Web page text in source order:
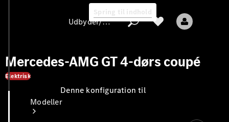
Udbyder/databeskyttelse
Modeller
Udbyder/databeskyttelse
Mercedes-AMG GT 4-dørs coupé
Elektrisk
Denne konfiguration til